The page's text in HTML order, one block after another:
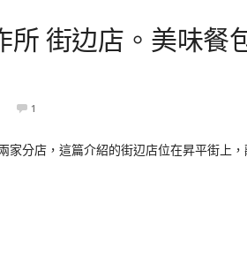
所 街边店。美味餐
1
家分店，這篇介紹的街辺店位在昇平街上